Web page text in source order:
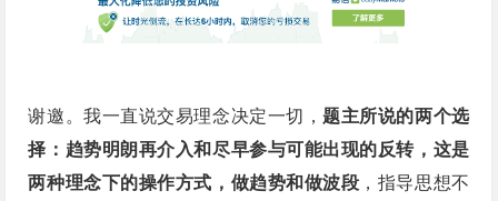
谢邀。我一直说交易理念决定一切，题主所说的两个选
择：趋势明朗再介入和尽早参与可能出现的反转，这是
两种理念下的操作方式，做趋势和做波段 ，指导思想不